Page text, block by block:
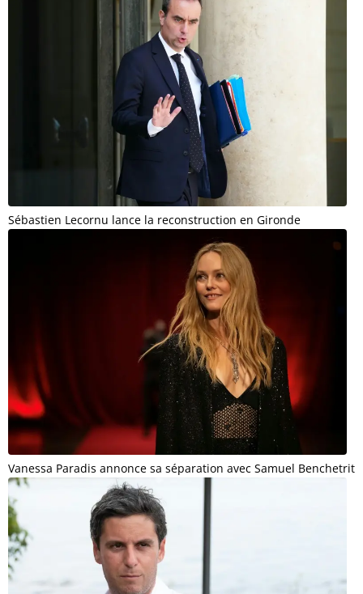
Sébastien Lecornu lance la reconstruction en Gironde
Vanessa Paradis annonce sa séparation avec Samuel Benchetrit